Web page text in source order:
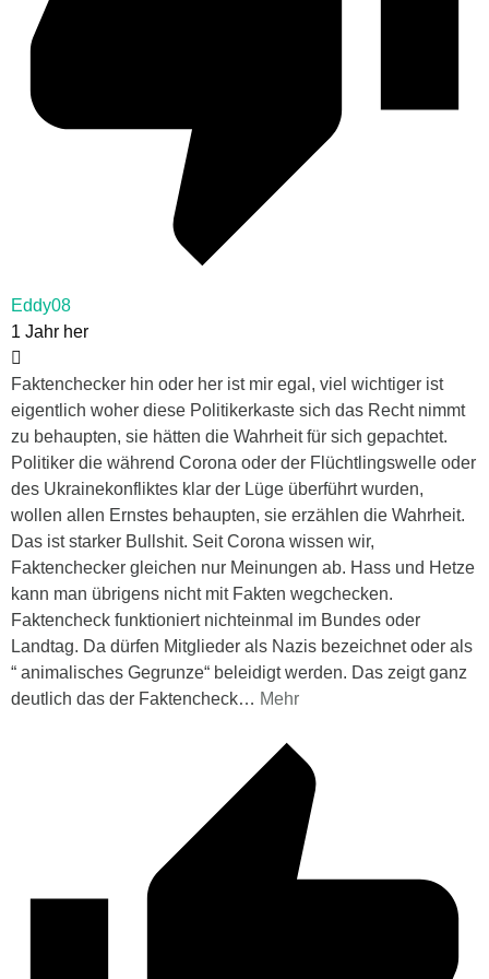
Eddy08
1 Jahr her
Faktenchecker hin oder her ist mir egal, viel wichtiger ist
eigentlich woher diese Politikerkaste sich das Recht nimmt
zu behaupten, sie hätten die Wahrheit für sich gepachtet.
Politiker die während Corona oder der Flüchtlingswelle oder
des Ukrainekonfliktes klar der Lüge überführt wurden,
wollen allen Ernstes behaupten, sie erzählen die Wahrheit.
Das ist starker Bullshit. Seit Corona wissen wir,
Faktenchecker gleichen nur Meinungen ab. Hass und Hetze
kann man übrigens nicht mit Fakten wegchecken.
Faktencheck funktioniert nichteinmal im Bundes oder
Landtag. Da dürfen Mitglieder als Nazis bezeichnet oder als
“ animalisches Gegrunze“ beleidigt werden. Das zeigt ganz
deutlich das der Faktencheck… Mehr